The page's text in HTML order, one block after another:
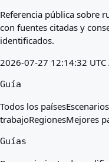
Referencia pública sobre
con fuentes citadas y
identificados.
2026-07-27 12:14:32 UTC
Guía
Todos los países
trabajoRegionesMejores
Guías